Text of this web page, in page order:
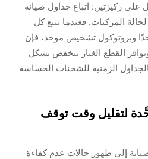
على ركيزتين: اتباع جداول صيانة
المركبات. فعندما تتبع كل
وبروتوكول تشخيص موحد، فإن
القطع الغيار ينخفض بشكل
الزمنية للشحنات الحساسة
لتقليل وقت توقف
إلى ظهور حالات عدم كفاءة